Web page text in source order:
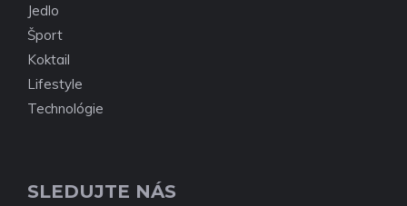
Jedlo
Šport
Koktail
Lifestyle
Technológie
SLEDUJTE NÁS